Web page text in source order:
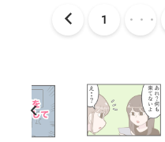
1 ・・・